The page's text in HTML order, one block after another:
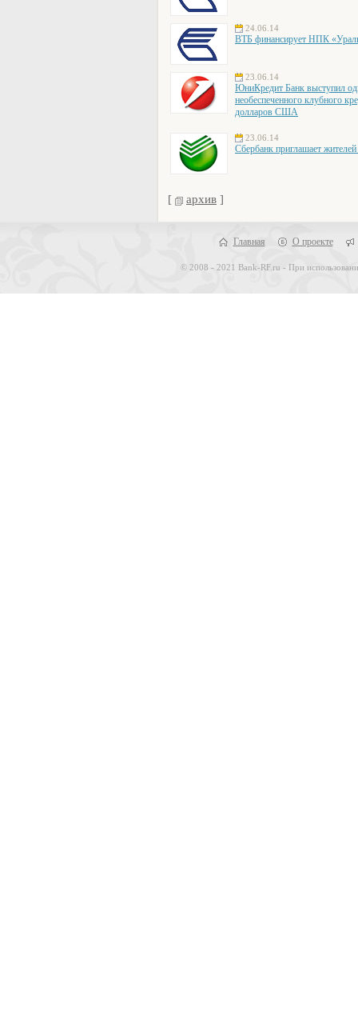
24.06.14
ВТБ финансирует НПК
23.06.14
ЮниКредит Банк выступил
необеспеченного клубного
долларов США
23.06.14
Сбербанк приглашает
[ архив ]
Главная О проекте
© 2008 - 2021 Bank-RF.ru - При